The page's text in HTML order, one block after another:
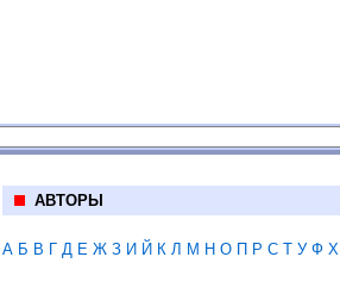
АВТОРЫ
А Б В Г Д Е Ж З И Й К Л М Н О П Р С Т У Ф Х